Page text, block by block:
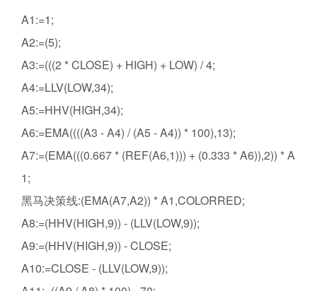
A1:=1;
A2:=(5);
A3:=(((2 * CLOSE) + HIGH) + LOW) / 4;
A4:=LLV(LOW,34);
A5:=HHV(HIGH,34);
A6:=EMA((((A3 - A4) / (A5 - A4)) * 100),13);
A7:=(EMA(((0.667 * (REF(A6,1))) + (0.333 * A6)),2)) * A
1;
黑马决策线:(EMA(A7,A2)) * A1,COLORRED;
A8:=(HHV(HIGH,9)) - (LLV(LOW,9));
A9:=(HHV(HIGH,9)) - CLOSE;
A10:=CLOSE - (LLV(LOW,9));